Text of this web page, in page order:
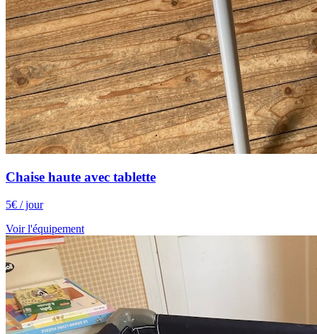
Chaise haute avec tablette
5€ / jour
Voir l'équipement